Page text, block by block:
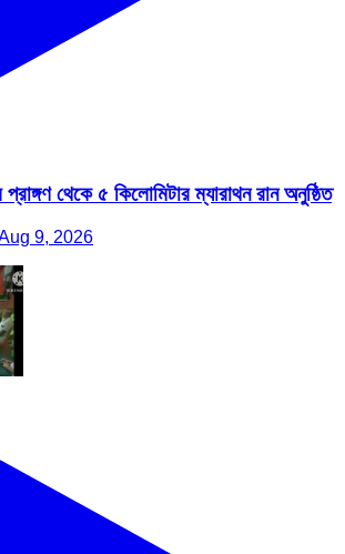
থেকে ৫ কিলোমিটার ম্যারাথন রান অনুষ্ঠিত
9, 2026